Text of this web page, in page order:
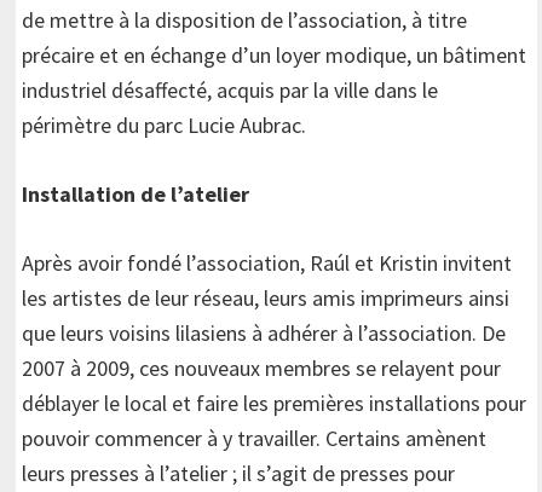
de mettre à la disposition de l’association, à titre
précaire et en échange d’un loyer modique, un bâtiment
industriel désaffecté, acquis par la ville dans le
périmètre du parc Lucie Aubrac.
Installation de l’atelier
Après avoir fondé l’association, Raúl et Kristin invitent
les artistes de leur réseau, leurs amis imprimeurs ainsi
que leurs voisins lilasiens à adhérer à l’association. De
2007 à 2009, ces nouveaux membres se relayent pour
déblayer le local et faire les premières installations pour
pouvoir commencer à y travailler. Certains amènent
leurs presses à l’atelier ; il s’agit de presses pour